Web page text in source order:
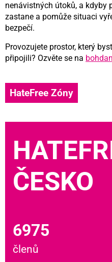
nenávistných útoků, a kdyby
zastane a pomůže situaci
bezpečí.
Provozujete prostor, který
připojili? Ozvěte se na
HateFree Zóny
ČESKO
6975
členů